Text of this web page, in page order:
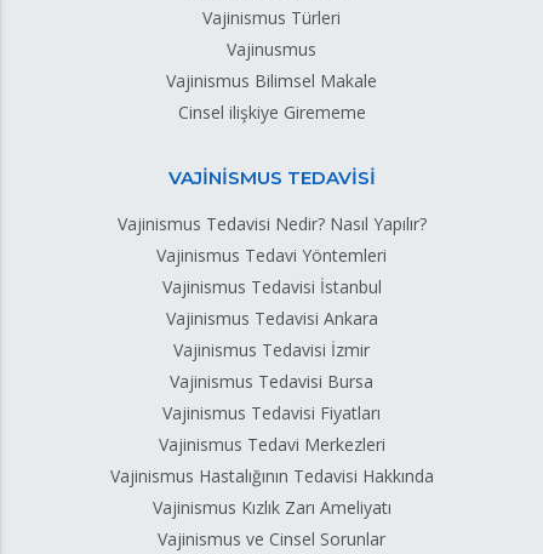
Vajinismus Türleri
Vajinusmus
Vajinismus Bilimsel Makale
Cinsel ilişkiye Girememe
VAJİNİSMUS TEDAVİSİ
Vajinismus Tedavisi Nedir? Nasıl Yapılır?
Vajinismus Tedavi Yöntemleri
Vajinismus Tedavisi İstanbul
Vajinismus Tedavisi Ankara
Vajinismus Tedavisi İzmir
Vajinismus Tedavisi Bursa
Vajinismus Tedavisi Fiyatları
Vajinismus Tedavi Merkezleri
Vajinismus Hastalığının Tedavisi Hakkında
Vajinismus Kızlık Zarı Ameliyatı
Vajinismus ve Cinsel Sorunlar